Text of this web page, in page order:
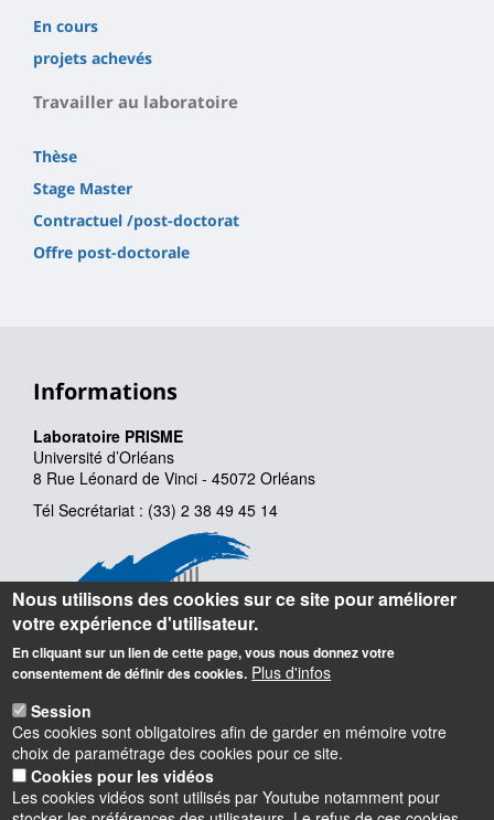
En cours
projets achevés
Travailler au laboratoire
Thèse
Stage Master
Contractuel /post-doctorat
Offre post-doctorale
Informations
Laboratoire PRISME
Université d’Orléans
8 Rue Léonard de Vinci - 45072 Orléans
Tél Secrétariat : (33) 2 38 49 45 14
Nous utilisons des cookies sur ce site pour améliorer
votre expérience d'utilisateur.
En cliquant sur un lien de cette page, vous nous donnez votre
consentement de définir des cookies. Plus d'infos
Session
Ces cookies sont obligatoires afin de garder en mémoire votre
choix de paramétrage des cookies pour ce site.
Cookies pour les vidéos
Les cookies vidéos sont utilisés par Youtube notamment pour